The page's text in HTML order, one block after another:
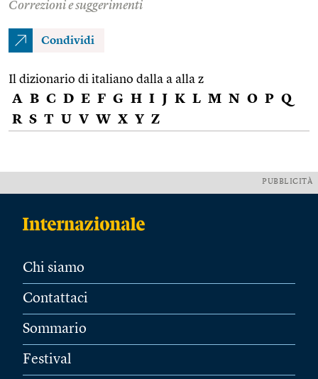
Correzioni e suggerimenti
Condividi
Il dizionario di italiano dalla a alla z
A B C D E F G H I J K L M N O P Q
R S T U V W X Y Z
PUBBLICITÀ
Chi siamo
Contattaci
Sommario
Festival